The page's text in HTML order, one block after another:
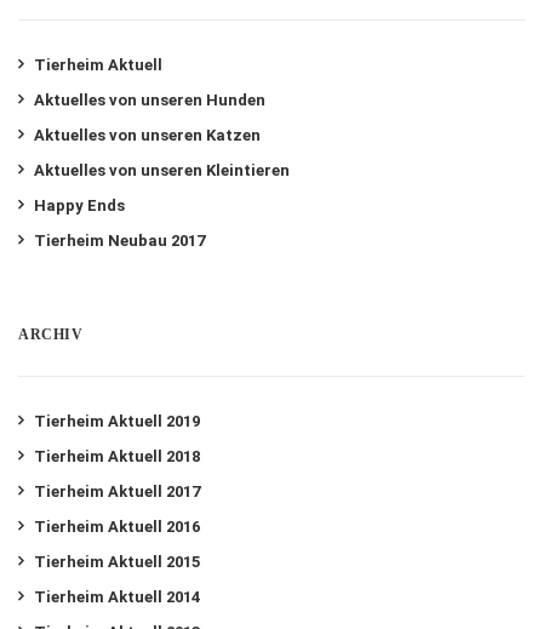
Tierheim Aktuell
Aktuelles von unseren Hunden
Aktuelles von unseren Katzen
Aktuelles von unseren Kleintieren
Happy Ends
Tierheim Neubau 2017
ARCHIV
Tierheim Aktuell 2019
Tierheim Aktuell 2018
Tierheim Aktuell 2017
Tierheim Aktuell 2016
Tierheim Aktuell 2015
Tierheim Aktuell 2014